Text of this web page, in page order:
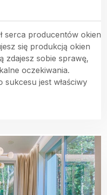
serca producentów okien
się produkcją okien
zdajesz sobie sprawę,
oczekiwania.
jest właściwy